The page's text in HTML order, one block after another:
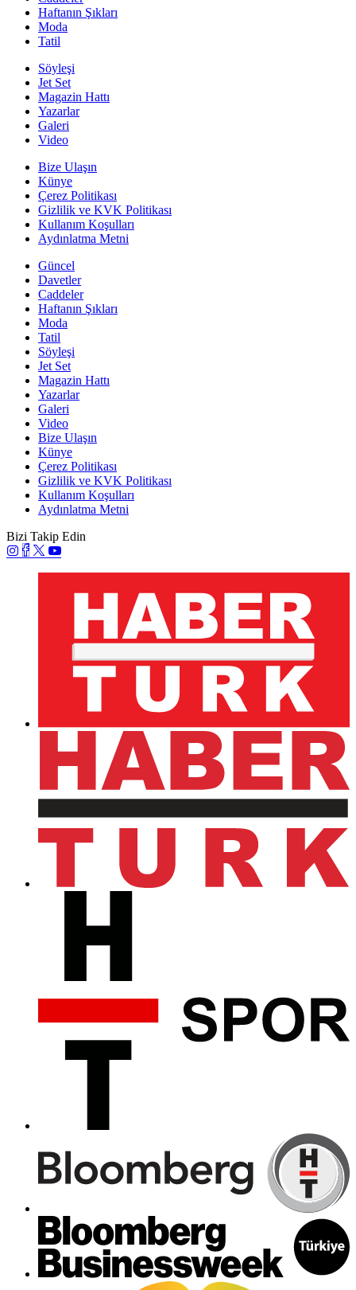
Haftanın Şıkları
Moda
Tatil
Söyleşi
Jet Set
Magazin Hattı
Yazarlar
Galeri
Video
Bize Ulaşın
Künye
Çerez Politikası
Gizlilik ve KVK Politikası
Kullanım Koşulları
Aydınlatma Metni
Güncel
Davetler
Caddeler
Haftanın Şıkları
Moda
Tatil
Söyleşi
Jet Set
Magazin Hattı
Yazarlar
Galeri
Video
Bize Ulaşın
Künye
Çerez Politikası
Gizlilik ve KVK Politikası
Kullanım Koşulları
Aydınlatma Metni
Bizi Takip Edin